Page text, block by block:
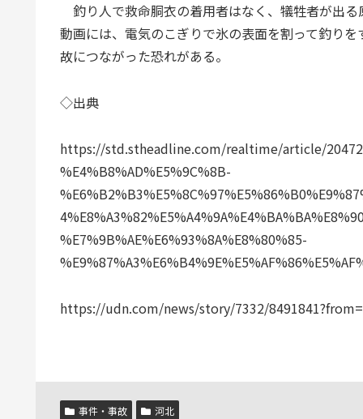
釣り人で救命胴衣の着用者はなく、犠牲者が出
動画には、電気のこぎりで氷の表面を割って釣り
故につながった恐れがある。
◇出典
https://std.stheadline.com/realtime/article/
%E4%B8%AD%E5%9C%8B-
%E7%9B%AE%E6%93%8A%E8%80%85-
https://udn.com/news/story/7332/
事件・事故 河北